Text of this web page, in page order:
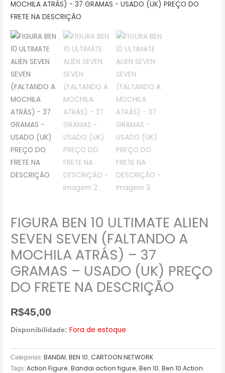
FIGURA BEN 10 ULTIMATE ALIEN
SEVEN SEVEN (FALTANDO A
MOCHILA ATRÁS) – 37
GRAMAS – USADO (UK) PREÇO
DO FRETE NA DESCRIÇÃO
R$45,00
Disponibilidade: Fora de estoque
Categorias:BANDAI,BEN 10,CARTOON NETWORK
Tags:Action Figure,Bandai action figure,Ben 10,Ben 10 Action